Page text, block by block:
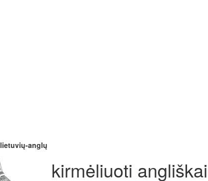
lietuvių-anglų
kirmėliuoti angliškai